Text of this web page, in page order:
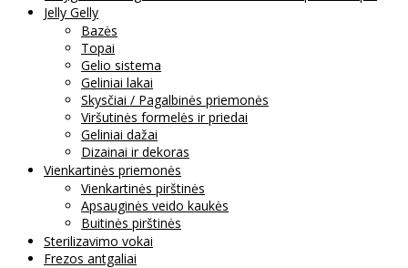
Jelly Gelly
Bazės
Topai
Gelio sistema
Geliniai lakai
Skysčiai / Pagalbinės priemonės
Viršutinės formelės ir priedai
Geliniai dažai
Dizainai ir dekoras
Vienkartinės priemonės
Vienkartinės pirštinės
Apsauginės veido kaukės
Buitinės pirštinės
Sterilizavimo vokai
Frezos antgaliai